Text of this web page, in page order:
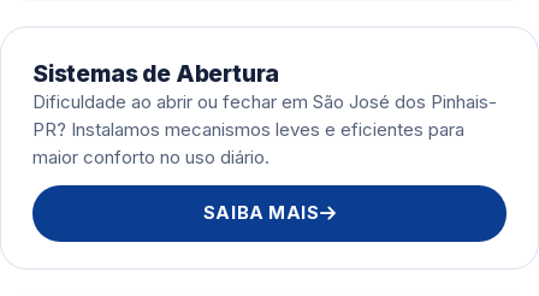
Sistemas de Abertura
Dificuldade ao abrir ou fechar em São José dos Pinhais-
PR? Instalamos mecanismos leves e eficientes para
maior conforto no uso diário.
SAIBA MAIS